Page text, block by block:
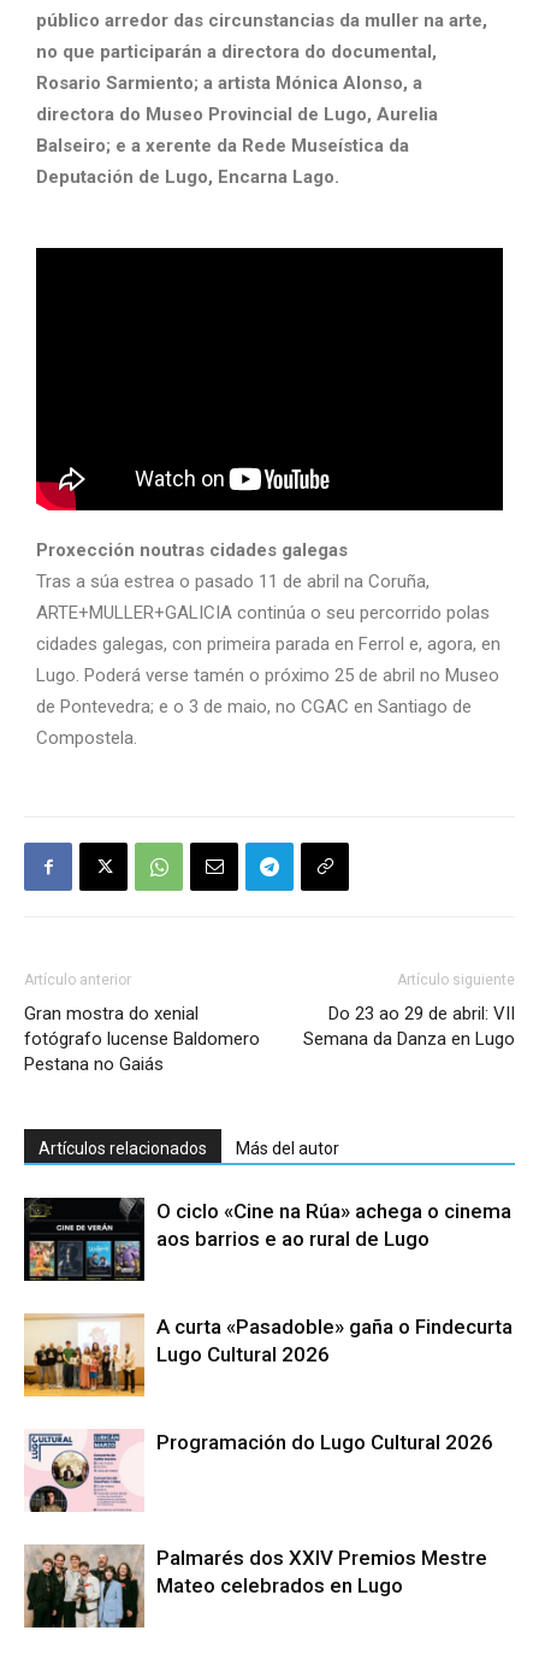
público arredor das circunstancias da muller na arte,
no que participarán a directora do documental,
Rosario Sarmiento; a artista Mónica Alonso, a
directora do Museo Provincial de Lugo, Aurelia
Balseiro; e a xerente da Rede Museística da
Deputación de Lugo, Encarna Lago.
Proxección noutras cidades galegas
Tras a súa estrea o pasado 11 de abril na Coruña,
ARTE+MULLER+GALICIA continúa o seu percorrido polas
cidades galegas, con primeira parada en Ferrol e, agora, en
Lugo. Poderá verse tamén o próximo 25 de abril no Museo
de Pontevedra; e o 3 de maio, no CGAC en Santiago de
Compostela.
Artículo anterior
Gran mostra do xenial
fotógrafo lucense Baldomero
Pestana no Gaiás
Artículo siguiente
Do 23 ao 29 de abril: VII
Semana da Danza en Lugo
Artículos relacionados Más del autor
O ciclo «Cine na Rúa» achega o cinema
aos barrios e ao rural de Lugo
A curta «Pasadoble» gaña o Findecurta
Lugo Cultural 2026
Programación do Lugo Cultural 2026
Palmarés dos XXIV Premios Mestre
Mateo celebrados en Lugo